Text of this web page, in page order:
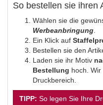
So bestellen sie ihren
Wählen sie die
Werbeanbringung
Ein Klick auf
Bestellen sie den
Laden sie ihr Motiv
Bestellung hoch.
Druckbereich.
TIPP: So legen Sie Ihre